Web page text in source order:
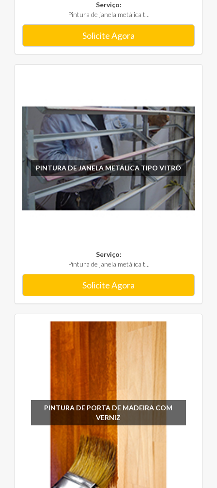
Serviço:
Pintura de janela metálica t...
Solicite Agora
PINTURA DE JANELA METÁLICA TIPO VITRÔ
Serviço:
Pintura de janela metálica t...
Solicite Agora
PINTURA DE PORTA DE MADEIRA COM
VERNIZ